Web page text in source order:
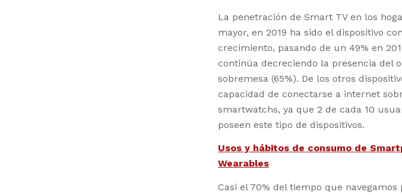
La penetración de Smart TV en los
mayor, en 2019 ha sido el dispositivo
crecimiento, pasando de un 49% en
continúa decreciendo la presencia del
sobremesa (65%). De los otros
capacidad de conectarse a internet
smartwatchs, ya que 2 de cada 10
poseen este tipo de dispositivos.
Usos y hábitos de consumo de
Wearables
Casi el 70% del tiempo que